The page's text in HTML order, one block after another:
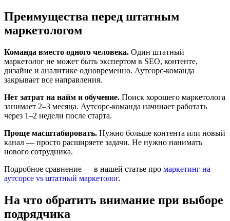
Преимущества перед штатным
маркетологом
Команда вместо одного человека. Один штатный
маркетолог не может быть экспертом в SEO, контенте,
дизайне и аналитике одновременно. Аутсорс-команда
закрывает все направления.
Нет затрат на найм и обучение. Поиск хорошего маркетолога
занимает 2–3 месяца. Аутсорс-команда начинает работать
через 1–2 недели после старта.
Проще масштабировать. Нужно больше контента или новый
канал — просто расширяете задачи. Не нужно нанимать
нового сотрудника.
Подробное сравнение — в нашей статье про маркетинг на
аутсорсе vs штатный маркетолог.
На что обратить внимание при выборе
подрядчика